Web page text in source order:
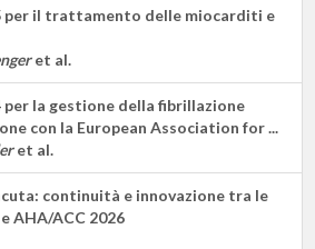
per il trattamento delle miocarditi e
et al.
per la gestione della fibrillazione
con la European Association for ...
et al.
continuità e innovazione tra le
AHA/ACC 2026